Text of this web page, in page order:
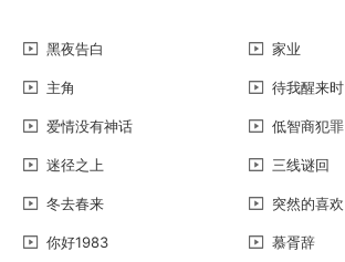
黑夜告白 家业
主角 待我醒来时
爱情没有神话 低智商犯罪
迷径之上 三线谜回
冬去春来 突然的喜欢
你好1983 慕胥辞